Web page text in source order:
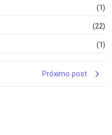
(1)
(22)
(1)
Próximo post